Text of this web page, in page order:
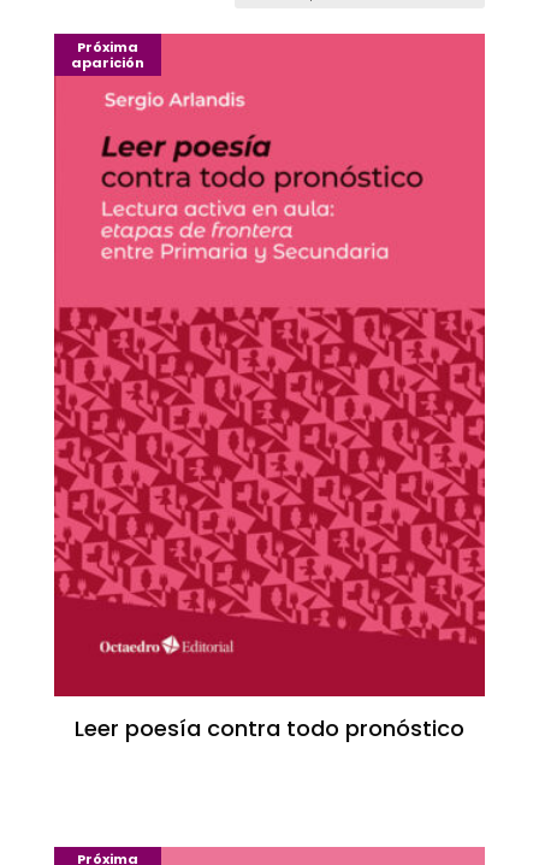
Próxima
aparición
Leer poesía contra todo pronóstico
Próxima